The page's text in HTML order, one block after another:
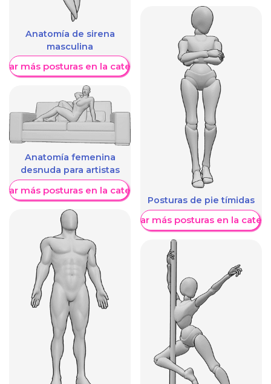
Anatomía de sirena
masculina
más posturas en la categoría
Anatomía femenina
desnuda para artistas
más posturas en la categoría
Posturas de pie tímidas
Mostrar más posturas en la